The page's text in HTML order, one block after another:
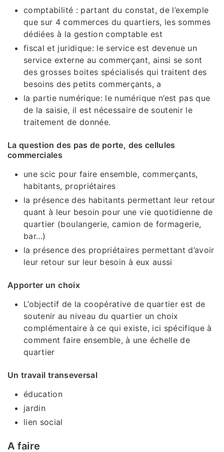
comptabilité : partant du constat, de l’exemple
que sur 4 commerces du quartiers, les sommes
dédiées à la gestion comptable est
fiscal et juridique: le service est devenue un
service externe au commerçant, ainsi se sont
des grosses boites spécialisés qui traitent des
besoins des petits commerçants, a
la partie numérique: le numérique n’est pas que
de la saisie, il est nécessaire de soutenir le
traitement de donnée.
La question des pas de porte, des cellules
commerciales
une scic pour faire ensemble, commerçants,
habitants, propriétaires
la présence des habitants permettant leur retour
quant à leur besoin pour une vie quotidienne de
quartier (boulangerie, camion de formagerie,
bar…)
la présence des propriétaires permettant d’avoir
leur retour sur leur besoin à eux aussi
Apporter un choix
L’objectif de la coopérative de quartier est de
soutenir au niveau du quartier un choix
complémentaire à ce qui existe, ici spécifique à
comment faire ensemble, à une échelle de
quartier
Un travail transeversal
éducation
jardin
lien social
A faire